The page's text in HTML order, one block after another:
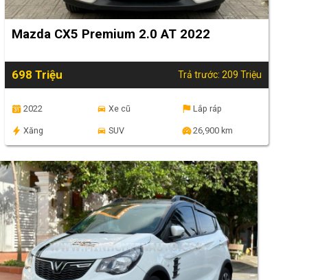
Mazda CX5 Premium 2.0 AT 2022
698 Triệu Trả trước: 209 Triệu
2022 Xe cũ Lắp ráp
Xăng SUV 26,900 km